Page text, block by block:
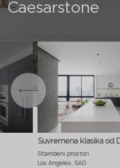
Caesarstone
Suvremena klasika od
Stambeni prostori
Los Angeles, SAD